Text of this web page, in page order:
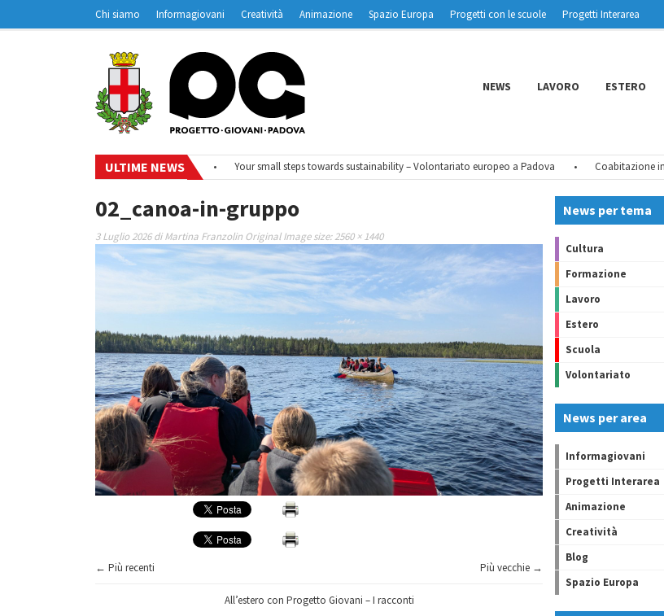
Chi siamo Informagiovani Creatività Animazione Spazio Europa Progetti con le scuole
Progetti Interarea
Contatti
Padovanet
NEWS LAVORO ESTERO
ULTIME NEWS
#EurodeskOnAir – Ciclo di webinar • Your small steps towards sustainability – Volontariato europeo a Padova Coabitazione
02_canoa-in-gruppo
3 Luglio 2026 diMartina Franzolin Original Image size:2560 × 1440
← Più recenti Più vecchie →
All’estero con Progetto Giovani – I racconti
News per tema
Cultura
Formazione
Lavoro
Estero
Scuola
Volontariato
News per area
Informagiovani
Progetti Interarea
Animazione
Creatività
Blog
Spazio Europa